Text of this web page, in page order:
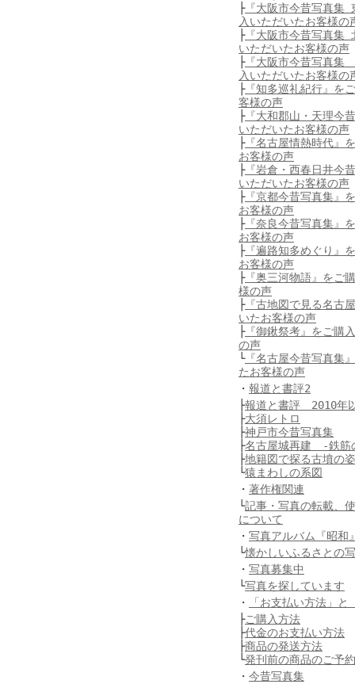
├『大阪市今昔写真集
入いただいたお客様の
├『大阪市今昔写真集
いただいたお客様の声
├『大阪市今昔写真集
入いただいたお客様の
├『知多巡礼紀行』を
客様の声
├『大和郡山・天理今
いただいたお客様の声
├『名古屋情熱時代』
お客様の声
├『岩倉・西春日井今
いただいたお客様の声
├『京都今昔写真集』
お客様の声
├『奈良今昔写真集』
お客様の声
├『遍路知多めぐり』
お客様の声
├『奥三河物語』をご
様の声
├『古地図で見る名古
いたお客様の声
├『御鍬祭考』をご購
の声
└『名古屋今昔写真集
たお客様の声
・ 報道と書評2
├報道と書評 2010年
├大須レトロ
├神戸市今昔写真集
├名古屋城再建 -鉄筋
├地籍図で探る古墳の
└猿まわしの系図
・ 著作権関連
└記事・写真の転載、
について
・ 写真アルバム『昭和
└懐かしいふるさとの
・ 写真募集中
└写真を探しています
・
「お支払い方法」と
├ご購入方法
├代金のお支払い方法
├商品の発送方法
└発刊前の商品のご予
・ 今昔写真集